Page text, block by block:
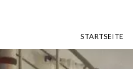
STARTSEITE